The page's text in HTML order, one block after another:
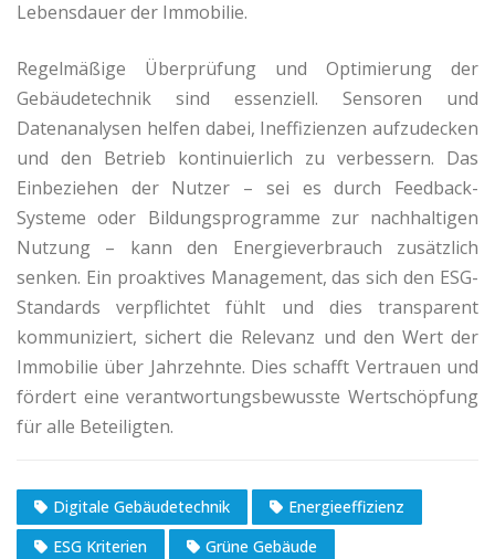
Lebensdauer der Immobilie.
Regelmäßige Überprüfung und Optimierung der
Gebäudetechnik sind essenziell. Sensoren und
Datenanalysen helfen dabei, Ineffizienzen aufzudecken
und den Betrieb kontinuierlich zu verbessern. Das
Einbeziehen der Nutzer – sei es durch Feedback-
Systeme oder Bildungsprogramme zur nachhaltigen
Nutzung – kann den Energieverbrauch zusätzlich
senken. Ein proaktives Management, das sich den ESG-
Standards verpflichtet fühlt und dies transparent
kommuniziert, sichert die Relevanz und den Wert der
Immobilie über Jahrzehnte. Dies schafft Vertrauen und
fördert eine verantwortungsbewusste Wertschöpfung
für alle Beteiligten.
Digitale Gebäudetechnik
Energieeffizienz
ESG Kriterien
Grüne Gebäude